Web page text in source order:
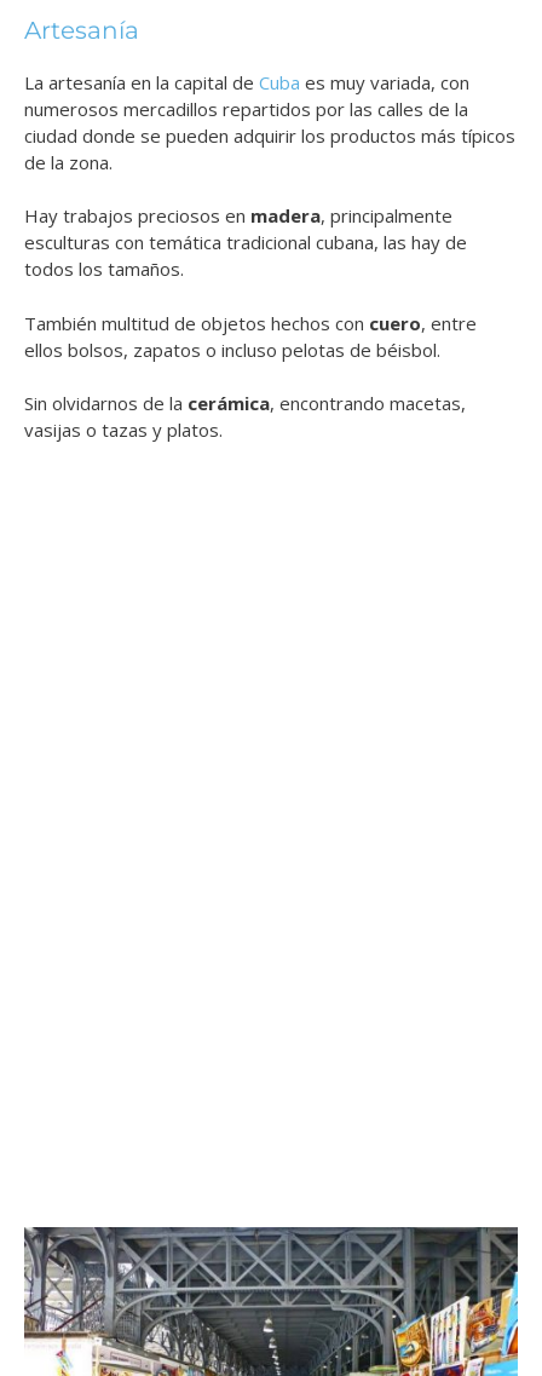
Artesanía
La artesanía en la capital de Cuba es muy variada, con
numerosos mercadillos repartidos por las calles de la
ciudad donde se pueden adquirir los productos más típicos
de la zona.
Hay trabajos preciosos en madera, principalmente
esculturas con temática tradicional cubana, las hay de
todos los tamaños.
También multitud de objetos hechos con cuero, entre
ellos bolsos, zapatos o incluso pelotas de béisbol.
Sin olvidarnos de la cerámica, encontrando macetas,
vasijas o tazas y platos.